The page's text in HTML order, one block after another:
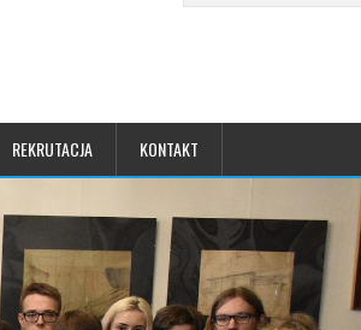
REKRUTACJA KONTAKT